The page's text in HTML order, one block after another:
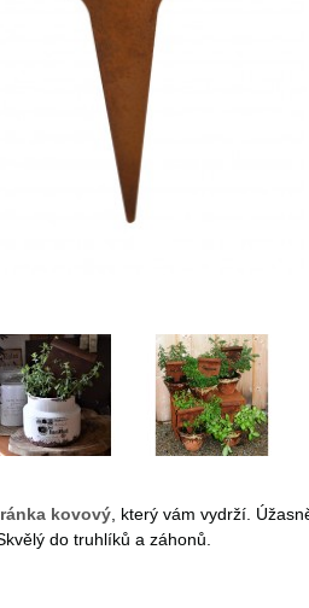
kovový, který vám vydrží.
do truhlíků a záhonů.